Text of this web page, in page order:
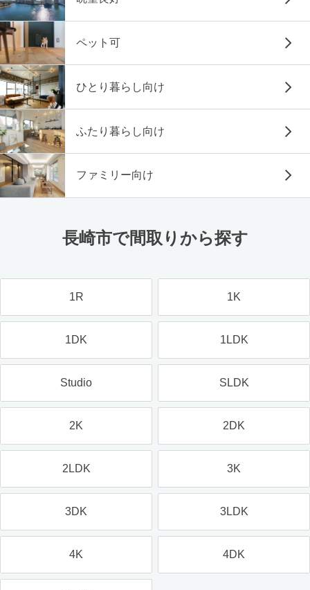
ペット可
ひとり暮らし向け
ふたり暮らし向け
ファミリー向け
長崎市で間取りから探す
1R 1K
1DK 1LDK
Studio SLDK
2K 2DK
2LDK 3K
3DK 3LDK
4K 4DK